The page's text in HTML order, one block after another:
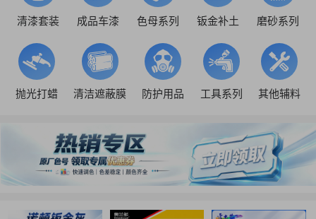
清漆套装 成品车漆 色母系列 钣金补土 磨砂系列
抛光打蜡 清洁遮蔽膜 防护用品 工具系列 其他辅料